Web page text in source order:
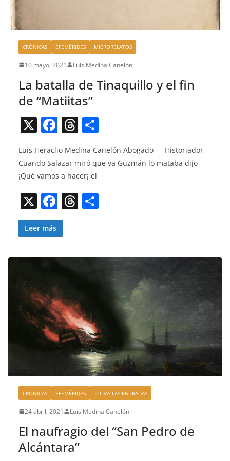
CRÓNICAS EFEMÉRIDES MICRORELATOS
10 mayo, 2021 Luis Medina Canelón
La batalla de Tinaquillo y el fin
de “Matiitas”
X F
c
e
b
o
o
k
T
re
a
d
s
m
p
Luis Her­a­clio Med­i­na Canelón Abo­ga­do — His­to­ri­ador
Cuan­do Salazar miró que ya Guzmán lo mata­ba dijo
¡Qué vamos a hac­er¡ el
X F
a
c
b
o
o
k
T
ar
tir
Leer más
CRÓNICAS EFEMÉRIDES TODAS LAS ENTRADAS
24 abril, 2021 Luis Medina Canelón
El naufragio del “San Pedro de
Alcántara”